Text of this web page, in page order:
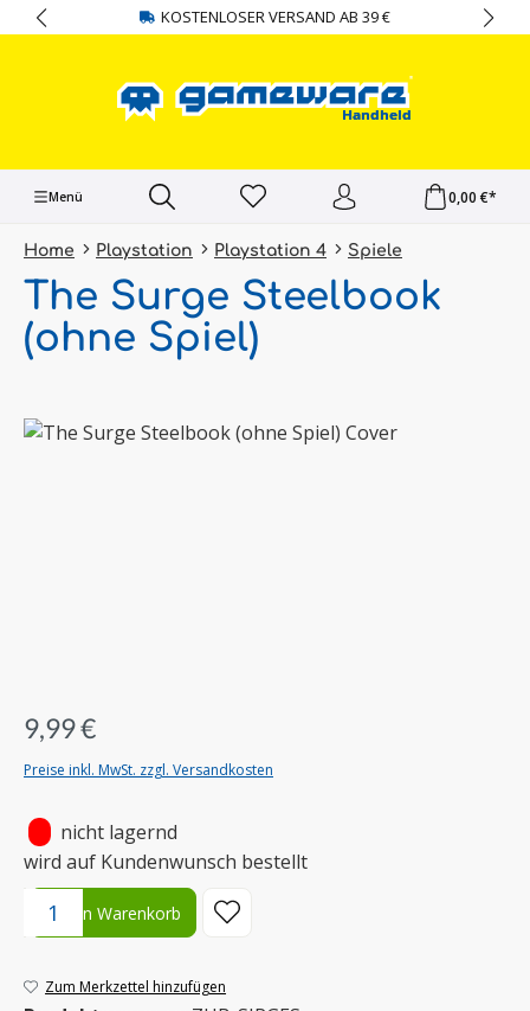
springen KOSTENLOSER VERSAND AB 39 €
Menü 0,00 €*
Home Playstation Playstation 4 Spiele
The Surge Steelbook
(ohne Spiel)
Bildergalerie überspringen
9,99 €
Preise inkl. MwSt. zzgl. Versandkosten
nicht lagernd
wird auf Kundenwunsch bestellt
Produkt Anzahl: Gib den gewünschten Wert ein oder benutze
In den Warenkorb
Zum Merkzettel hinzufügen